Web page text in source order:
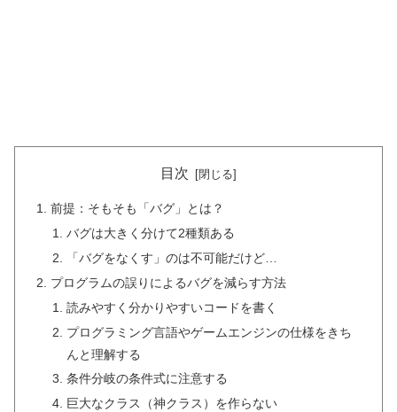
目次
前提：そもそも「バグ」とは？
バグは大きく分けて2種類ある
「バグをなくす」のは不可能だけど…
プログラムの誤りによるバグを減らす方法
読みやすく分かりやすいコードを書く
プログラミング言語やゲームエンジンの仕様をきち
んと理解する
条件分岐の条件式に注意する
巨大なクラス（神クラス）を作らない